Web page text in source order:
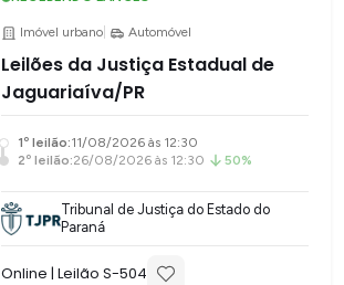
Imóvel urbano Automóvel
Leilões da Justiça Estadual de
Jaguariaíva/PR
1º leilão:11/08/2026 às 12:30
2º leilão:26/08/2026 às 12:30 50%
Tribunal de Justiça do Estado do
Paraná
Online | Leilão S-504